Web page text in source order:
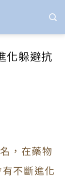
化躲避抗
，在藥物
不斷進化